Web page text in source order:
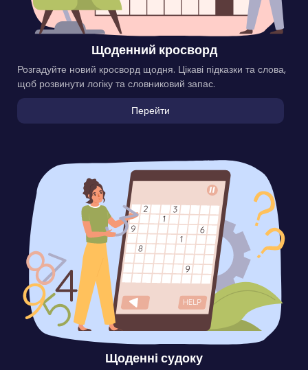
Щоденний кросворд
Розгадуйте новий кросворд щодня. Цікаві підказки та слова,
щоб розвинути логіку та словниковий запас.
Перейти
Щоденні судоку